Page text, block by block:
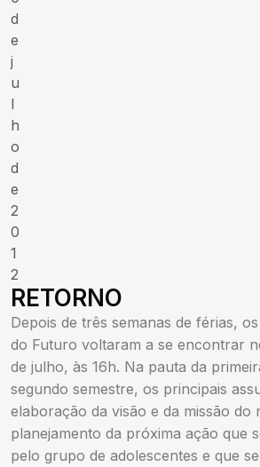
d
e
j
u
l
h
o
d
e
2
0
1
2
RETORNO
Depois de três semanas de férias,
do Futuro voltaram a se encontrar
de julho, às 16h. Na pauta da
segundo semestre, os principais
elaboração da visão e da missão do
planejamento da próxima ação que
pelo grupo de adolescentes e que